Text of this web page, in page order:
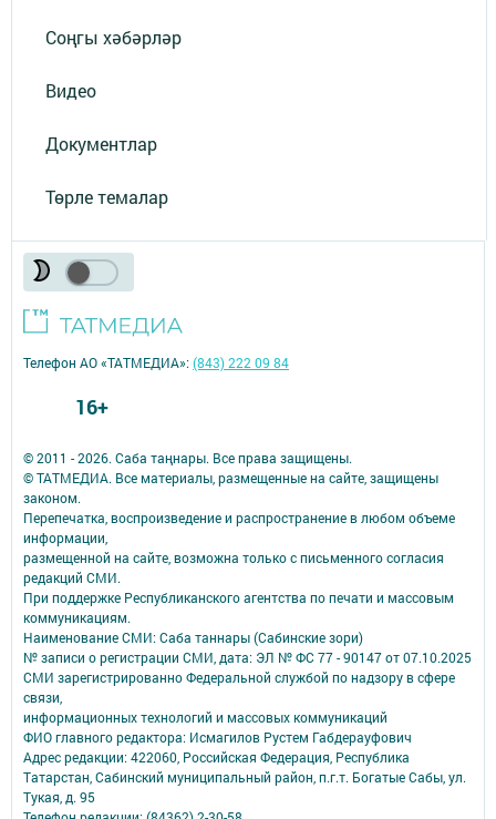
Соңгы хәбәрләр
Видео
Документлар
Төрле темалар
© 2011 - 2026. Саба таңнары. Все права защищены.
© ТАТМЕДИА. Все материалы, размещенные на сайте, защищены
законом.
Перепечатка, воспроизведение и распространение в любом объеме
информации,
размещенной на сайте, возможна только с письменного согласия
редакций СМИ.
При поддержке Республиканского агентства по печати и массовым
коммуникациям.
Наименование СМИ: Саба таннары (Сабинские зори)
№ записи о регистрации СМИ, дата: ЭЛ № ФС 77 - 90147 от 07.10.2025
СМИ зарегистрированно Федеральной службой по надзору в сфере
связи,
информационных технологий и массовых коммуникаций
ФИО главного редактора: Исмагилов Рустем Габдерауфович
Адрес редакции: 422060, Российская Федерация, Республика
Татарстан, Сабинский муниципальный район, п.г.т. Богатые Сабы, ул.
Тукая, д. 95
Телефон АО «ТАТМЕДИА»:(843) 222 09 84
16+